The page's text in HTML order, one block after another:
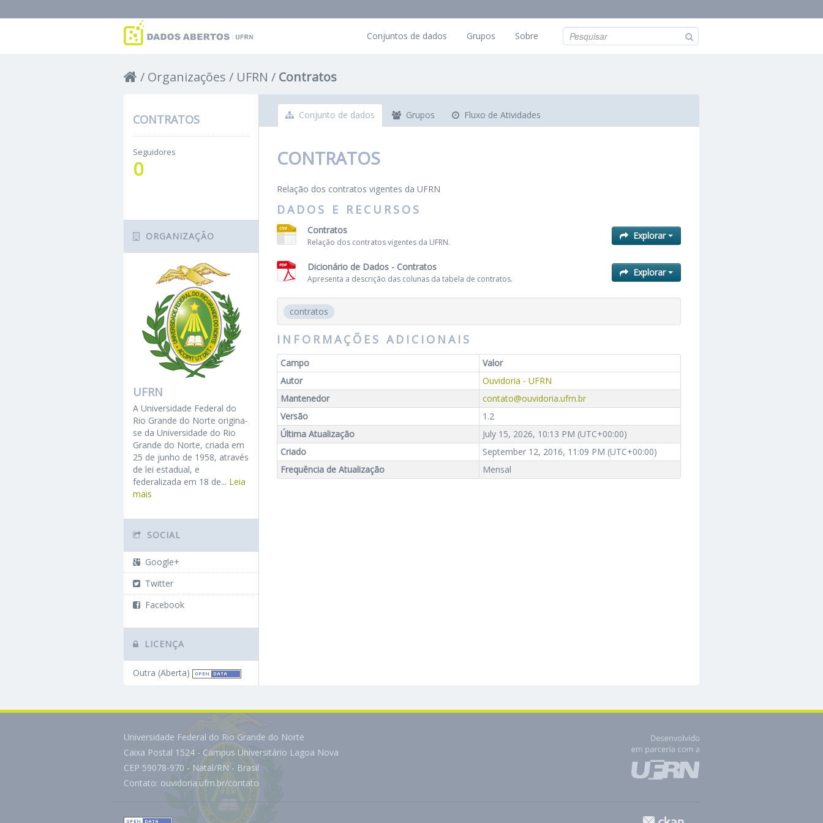
Conjuntos de dados Grupos Sobre
Organizações UFRN Contratos
Conjunto de dados Grupos Fluxo de Atividades
CONTRATOS
Relação dos contratos vigentes da UFRN
DADOS E RECURSOS
Contratos
Relação dos contratos vigentes da UFRN.
Explorar
Dicionário de Dados - Contratos
Apresenta a descrição das colunas da tabela de contratos.
Explorar
contratos
INFORMAÇÕES ADICIONAIS
Campo
Valor
Autor
Ouvidoria - UFRN
Mantenedor
contato@ouvidoria.ufrn.br
Versão
1.2
Última Atualização
July 15, 2026, 10:13 PM (UTC+00:00)
Criado
September 12, 2016, 11:09 PM (UTC+00:00)
Frequência de Atualização
Mensal
CONTRATOS
Seguidores
0
ORGANIZAÇÃO
UFRN
A Universidade Federal do
Rio Grande do Norte origina-
se da Universidade do Rio
Grande do Norte, criada em
25 de junho de 1958, através
de lei estadual, e
federalizada em 18 de... Leia
mais
SOCIAL
Google+
Twitter
Facebook
LICENÇA
Outra (Aberta)
Universidade Federal do Rio Grande do Norte
Caixa Postal 1524 - Campus Universitário Lagoa Nova
CEP 59078-970 - Natal/RN - Brasil
Contato: ouvidoria.ufrn.br/contato